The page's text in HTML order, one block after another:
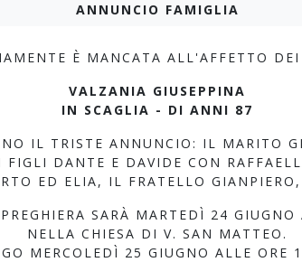
ANNUNCIO FAMIGLIA
È MANCATA ALL'AFFETTO
VALZANIA GIUSEPPINA
IN SCAGLIA - DI ANNI 87
IL TRISTE ANNUNCIO: IL MARITO
FIGLI DANTE E DAVIDE CON
ED ELIA, IL FRATELLO
SARÀ MARTEDÌ 24 GIUGNO
NELLA CHIESA DI V. SAN MATTEO.
MERCOLEDÌ 25 GIUGNO ALLE ORE